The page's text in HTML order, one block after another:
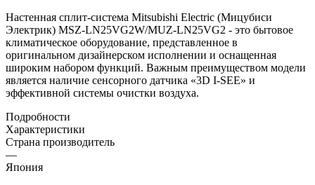
Настенная сплит-система Mitsubishi Electric (Мицубиси
Электрик) MSZ-LN25VG2W/MUZ-LN25VG2 - это бытовое
климатическое оборудование, представленное в
оригинальном дизайнерском исполнении и оснащенная
широким набором функций. Важным преимуществом модели
является наличие сенсорного датчика «3D I-SEE» и
эффективной системы очистки воздуха.
Подробности
Характеристики
Страна производитель
—
Япония